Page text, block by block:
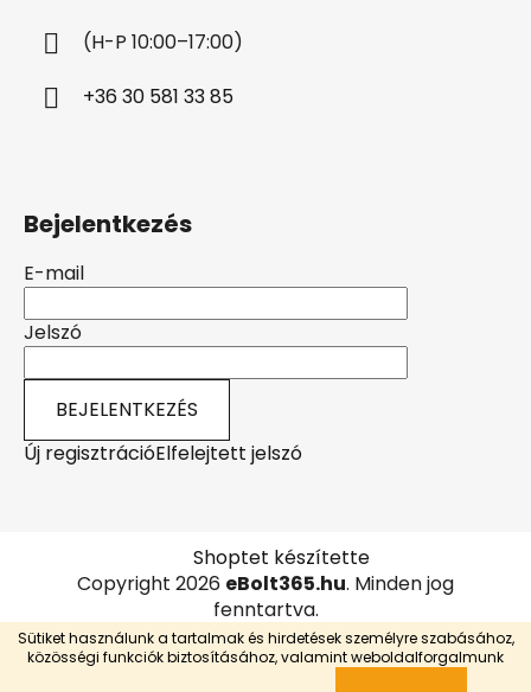
Sütiket használunk a tartalmak és hirdetések személyre szabásához,
közösségi funkciók biztosításához, valamint weboldalforgalmunk
(H-P 10:00–17:00)
+36 30 581 33 85
Bejelentkezés
E-mail
Jelszó
BEJELENTKEZÉS
Új regisztrációElfelejtett jelszó
Shoptet készítette
Copyright 2026 eBolt365.hu. Minden jog
fenntartva.